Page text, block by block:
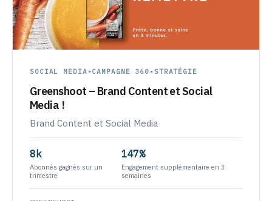
SOCIAL MEDIA •CAMPAGNE 360 • STRATÉGIE
Greenshoot – Brand Content et Social
Media !
Brand Content et Social Media
8k
Abonnés gagnés sur un
trimestre
147%
Engagement supplémentaire en 3
semaines